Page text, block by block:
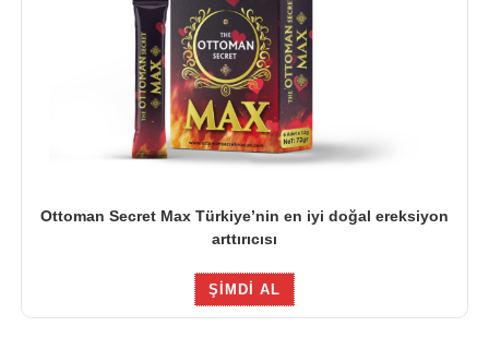
Ottoman Secret Max Türkiye’nin en iyi doğal ereksiyon
arttırıcısı
ŞIMDI AL